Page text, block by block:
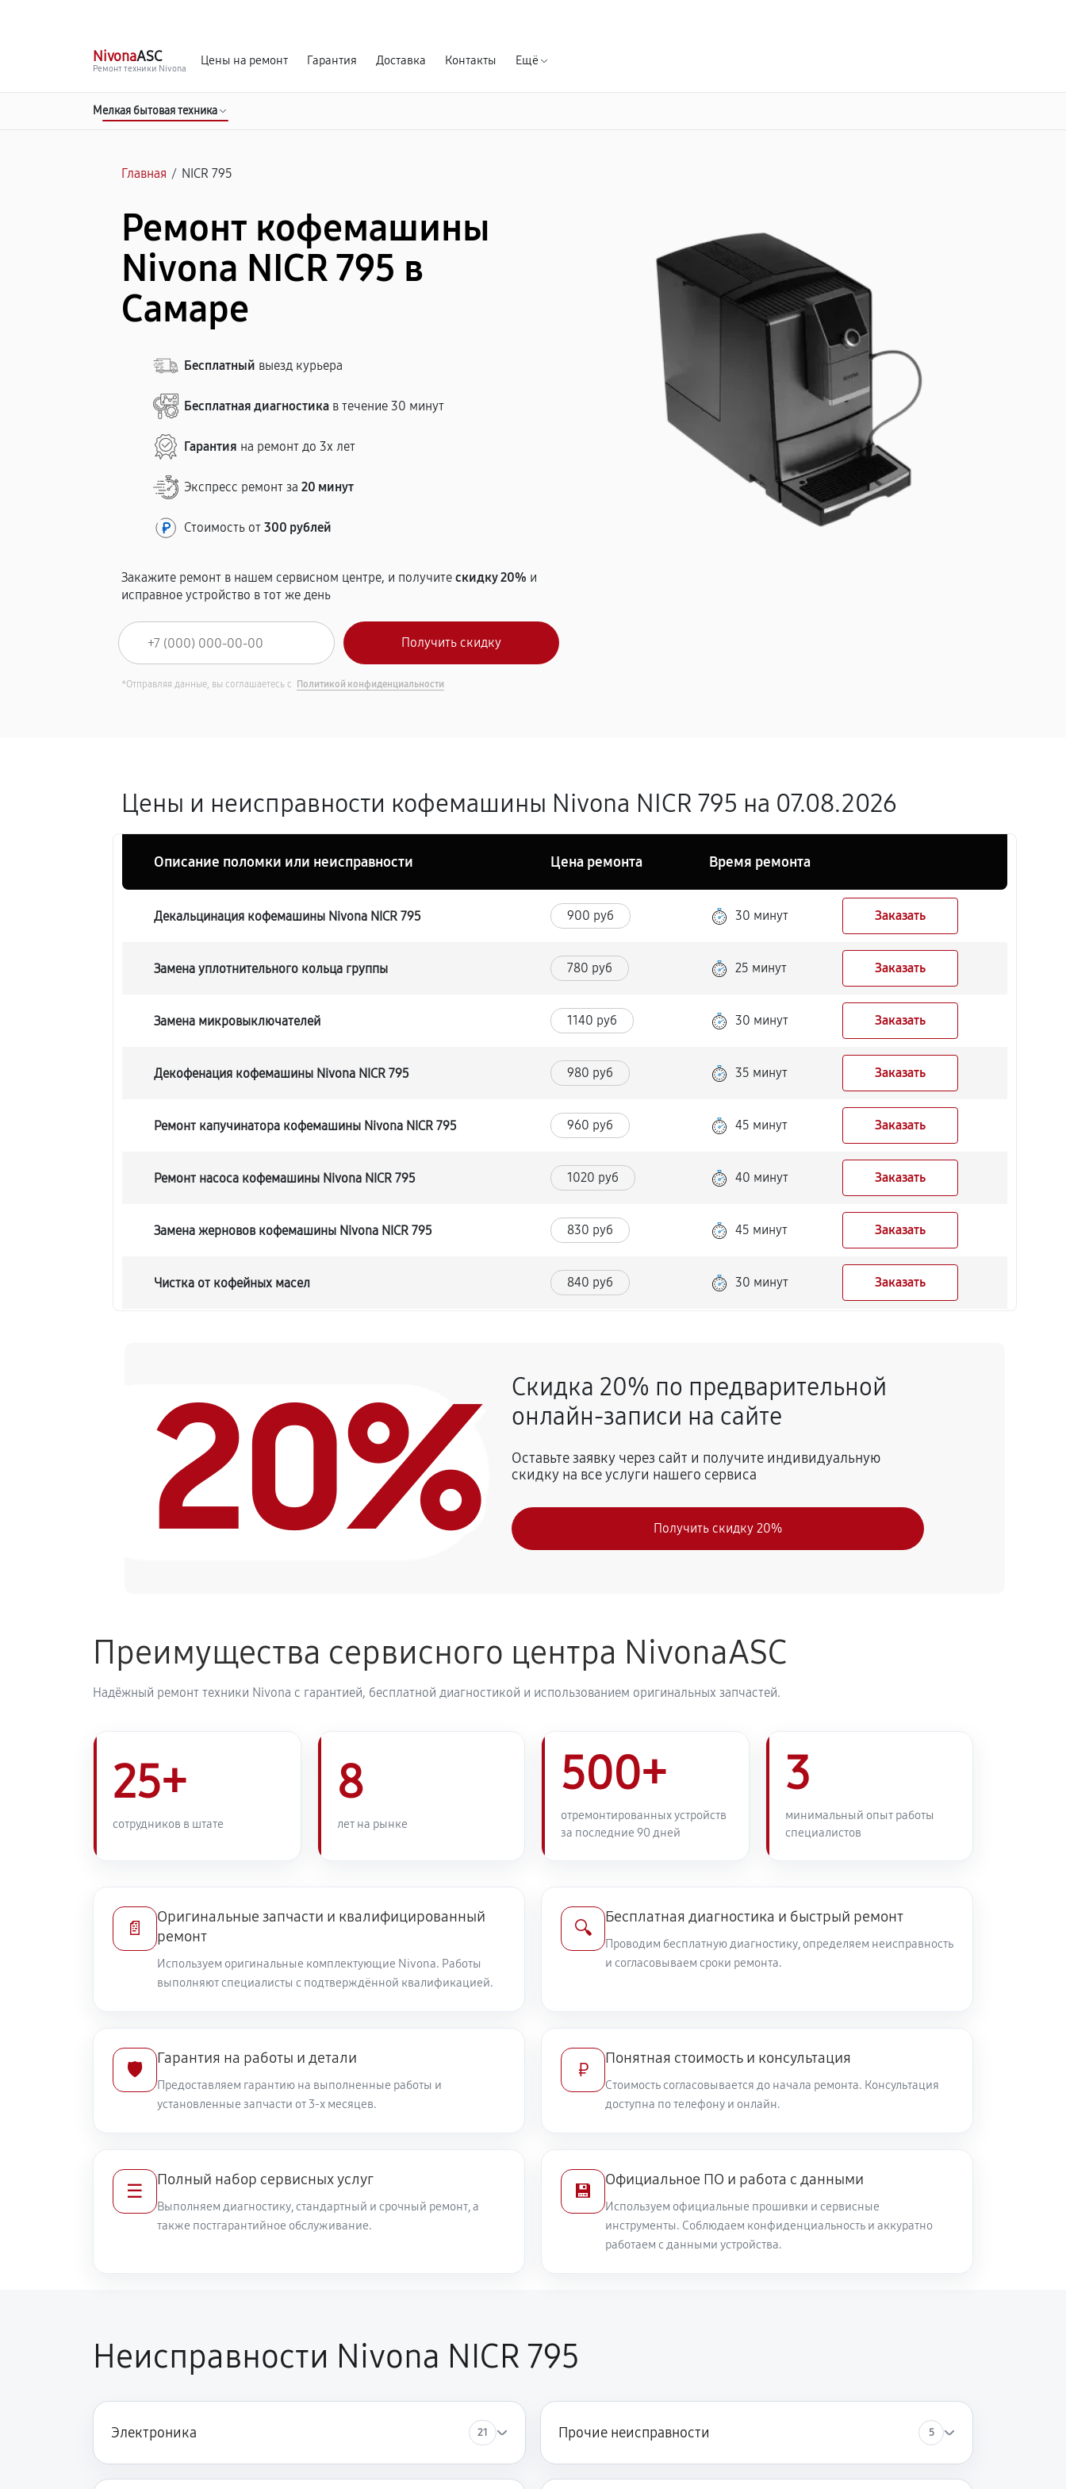
NivonaASC
Ремонт техники Nivona
Цены на ремонт Гарантия Доставка Контакты Ещё
Мелкая бытовая техника
Главная / NICR 795
Ремонт кофемашины
Nivona NICR 795 в
Самаре
Бесплатный выезд курьера
Бесплатная диагностика в течение 30 минут
Гарантия на ремонт до 3х лет
Экспресс ремонт за20 минут
Стоимость от300 рублей
Закажите ремонт в нашем сервисном центре, и получитескидку 20% и
исправное устройство в тот же день
*Отправляя данные, вы соглашаетесь с Политикой конфиденциальности
Цены и неисправности кофемашины Nivona NICR 795 на 07.08.2026
Описание поломки или неисправности Цена ремонта Время ремонта
Декальцинация кофемашины Nivona NICR 795 900 руб 30 минут Заказать
Замена уплотнительного кольца группы 780 руб 25 минут Заказать
Замена микровыключателей 1140 руб 30 минут Заказать
Декофенация кофемашины Nivona NICR 795 980 руб 35 минут Заказать
Ремонт капучинатора кофемашины Nivona NICR 795 960 руб 45 минут Заказать
Ремонт насоса кофемашины Nivona NICR 795 1020 руб 40 минут Заказать
Замена жерновов кофемашины Nivona NICR 795 830 руб 45 минут Заказать
Чистка от кофейных масел 840 руб 30 минут Заказать
960 руб 40 минут Заказать
Ремонт гидросистемы кофемашины Nivona NICR 795
Ремонт кофемолки кофемашины Nivona NICR 795
Заказать
20%
Скидка 20% по предварительной
онлайн-записи на сайте
Оставьте заявку через сайт и получите индивидуальную
скидку на все услуги нашего сервиса
Получить скидку 20%
Преимущества сервисного центра NivonaASC
Надёжный ремонт техники Nivona с гарантией, бесплатной диагностикой и использованием оригинальных запчастей.
25+
сотрудников в штате
8
лет на рынке
500+
отремонтированных устройств
за последние 90 дней
3
минимальный опыт работы
специалистов
📄
Оригинальные запчасти и квалифицированный
ремонт
Используем оригинальные комплектующие Nivona. Работы
выполняют специалисты с подтверждённой квалификацией.
🔍
Бесплатная диагностика и быстрый ремонт
Проводим бесплатную диагностику, определяем неисправность
и согласовываем сроки ремонта.
🛡️
Гарантия на работы и детали
Предоставляем гарантию на выполненные работы и
установленные запчасти от 3-х месяцев.
₽
Понятная стоимость и консультация
Стоимость согласовывается до начала ремонта. Консультация
доступна по телефону и онлайн.
☰
Полный набор сервисных услуг
Выполняем диагностику, стандартный и срочный ремонт, а
также постгарантийное обслуживание.
💾
Официальное ПО и работа с данными
Используем официальные прошивки и сервисные
инструменты. Соблюдаем конфиденциальность и аккуратно
работаем с данными устройства.
Неисправности Nivona NICR 795
Электроника 21 Прочие неисправности 5